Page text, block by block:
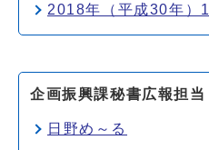
2018年（平成30年）
企画振興課秘書広報担当
日野め～る